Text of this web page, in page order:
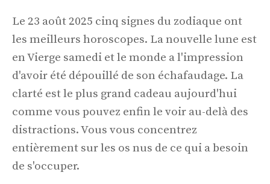
Le 23 août 2025 cinq signes du zodiaque ont
les meilleurs horoscopes. La nouvelle lune est
en Vierge samedi et le monde a l'impression
d'avoir été dépouillé de son échafaudage. La
clarté est le plus grand cadeau aujourd'hui
comme vous pouvez enfin le voir au-delà des
distractions. Vous vous concentrez
entièrement sur les os nus de ce qui a besoin
de s'occuper.